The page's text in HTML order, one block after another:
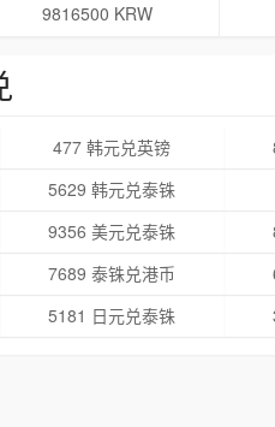
9816500 KRW
477 韩元兑英镑
5629 韩元兑泰铢
9356 美元兑泰铢
7689 泰铢兑港币
5181 日元兑泰铢